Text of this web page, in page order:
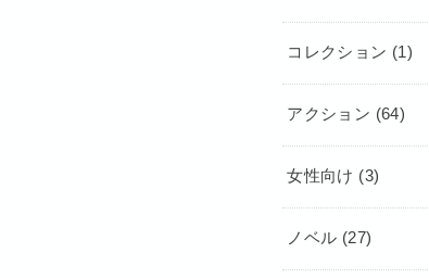
コレクション (1)
アクション (64)
女性向け (3)
ノベル (27)